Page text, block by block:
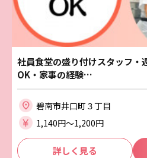
社員食堂の盛り付けスタッフ・
OK・家事の経験…
碧南市井口町３丁目
1,140円〜1,200円
詳しく見る